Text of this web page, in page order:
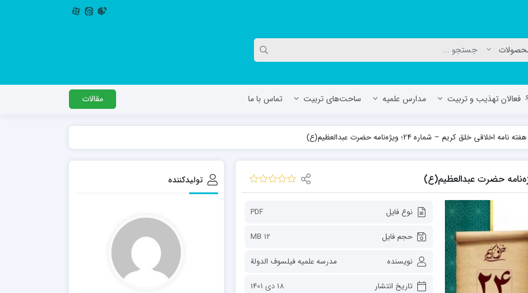
فعالان تهذیب و تربیت مدارس علمیه
جعفریه
مدرسه علمیه المهدی (عج)/ آران و بیدگل
حوزه علمیه سفیران هدایت رهنان
مدرسه آیت الله العظمی گلپایگانی ره
مدرسه اباصالح المهدی عج
مدرسه امام جعفر صادق علیه السلام ساوجبلاغ
مدرسه علمیه امام حسن مجتبی(ع) چهارباغ
عسکری علیه السلام
مدرسه فقهی تخصصی امام رضا علیه السلام
ساحت‌های تربیت تماس با ما مقالات
هفته نامه اخلاقی خلق کریم – شماره 24؛ ویژه‌نامه‌ حضرت‌ عبدالعظیم(ع)
نوع فایل
PDF
حجم فایل
12 MB
نویسنده
مدرسه علمیه فیلسوف الدولة
تاریخ انتشار
18 دی 1401
تولیدکننده